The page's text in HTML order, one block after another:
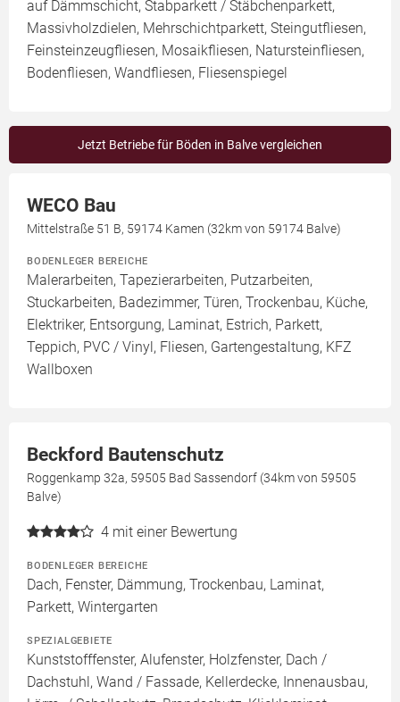
auf Dämmschicht, Stabparkett / Stäbchenparkett,
Massivholzdielen, Mehrschichtparkett, Steingutfliesen,
Feinsteinzeugfliesen, Mosaikfliesen, Natursteinfliesen,
Bodenfliesen, Wandfliesen, Fliesenspiegel
Jetzt Betriebe für Böden in Balve vergleichen
WECO Bau
Mittelstraße 51 B, 59174 Kamen (32km von 59174 Balve)
BODENLEGER BEREICHE
Malerarbeiten, Tapezierarbeiten, Putzarbeiten,
Stuckarbeiten, Badezimmer, Türen, Trockenbau, Küche,
Elektriker, Entsorgung, Laminat, Estrich, Parkett,
Teppich, PVC / Vinyl, Fliesen, Gartengestaltung, KFZ
Wallboxen
Beckford Bautenschutz
Roggenkamp 32a, 59505 Bad Sassendorf (34km von 59505
Balve)
4 mit einer Bewertung
BODENLEGER BEREICHE
Dach, Fenster, Dämmung, Trockenbau, Laminat,
Parkett, Wintergarten
SPEZIALGEBIETE
Kunststofffenster, Alufenster, Holzfenster, Dach /
Dachstuhl, Wand / Fassade, Kellerdecke, Innenausbau,